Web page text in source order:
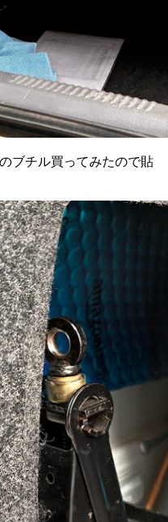
ブチル買ってみたので貼